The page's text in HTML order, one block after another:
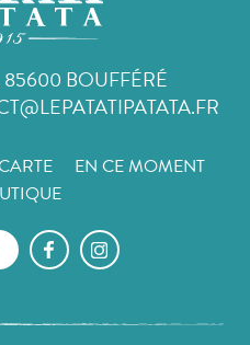
BOUFFÉRÉ
EN CE MOMENT